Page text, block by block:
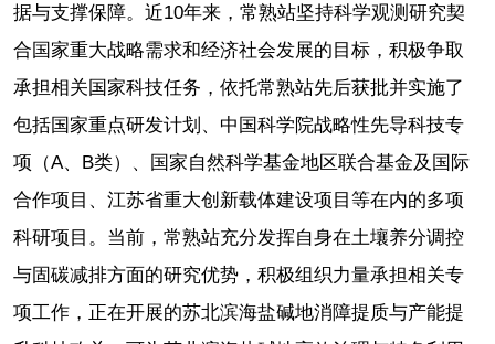
据与支撑保障。近10年来，常熟站坚持科学观测研究契
合国家重大战略需求和经济社会发展的目标，积极争取
承担相关国家科技任务，依托常熟站先后获批并实施了
包括国家重点研发计划、中国科学院战略性先导科技专
项（A、B类）、国家自然科学基金地区联合基金及国际
合作项目、江苏省重大创新载体建设项目等在内的多项
科研项目。当前，常熟站充分发挥自身在土壤养分调控
与固碳减排方面的研究优势，积极组织力量承担相关专
项工作，正在开展的苏北滨海盐碱地消障提质与产能提